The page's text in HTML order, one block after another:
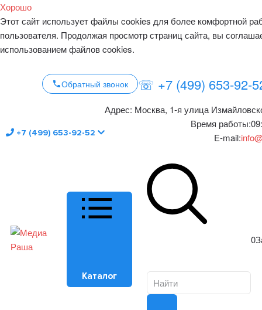
Хорошо
Этот сайт использует файлы cookies для более комфортной
пользователя. Продолжая просмотр страниц сайта, вы
использованием файлов cookies.
Обратный звонок ☏ +7 (499) 653-92-
+7 (499) 653-92-52
Адрес: Москва, 1-я улица
Время работы:
E-mail:
Каталог
0